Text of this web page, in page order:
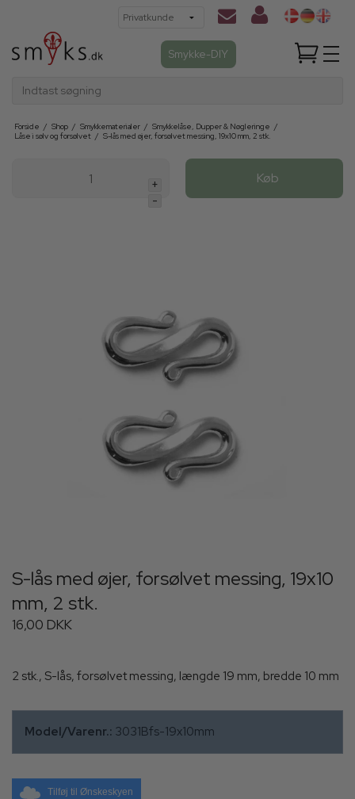
Smykke-DIY
Indtast søgning
Forside / Shop / Smykkematerialer / Smykkelåse, Dupper & Nøgleringe /
Låse i sølv og forsølvet / S-lås med øjer, forsølvet messing, 19x10 mm, 2 stk.
+
-
Køb
S-lås med øjer, forsølvet messing, 19x10
mm, 2 stk.
16,00 DKK
2 stk., S-lås, forsølvet messing, længde 19 mm, bredde 10 mm
Model/Varenr.: 3031Bfs-19x10mm
Tilføj til Ønskeskyen